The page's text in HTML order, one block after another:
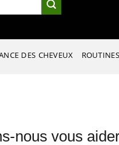
DES CHEVEUX
nous vous